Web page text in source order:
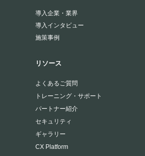
導入企業・業界
導入インタビュー
施策事例
リソース
よくあるご質問
トレーニング・サポート
パートナー紹介
セキュリティ
ギャラリー
CX Platform